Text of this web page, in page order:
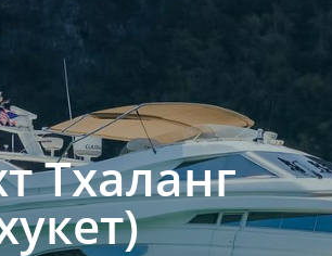
Тхаланг